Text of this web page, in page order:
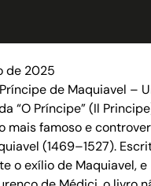
de 2025
de Maquiavel –
“O Príncipe” (Il
mais famoso e
(1469–1527).
o exílio de Maquiavel, e